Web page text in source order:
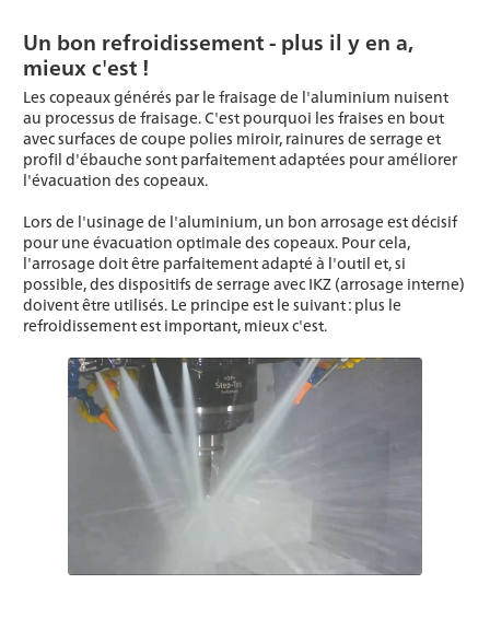
Un bon refroidissement - plus il y en a,
mieux c'est !
Les copeaux générés par le fraisage de l'aluminium nuisent
au processus de fraisage. C'est pourquoi les fraises en bout
avec surfaces de coupe polies miroir, rainures de serrage et
profil d'ébauche sont parfaitement adaptées pour améliorer
l'évacuation des copeaux.
Lors de l'usinage de l'aluminium, un bon arrosage est décisif
pour une évacuation optimale des copeaux. Pour cela,
l'arrosage doit être parfaitement adapté à l'outil et, si
possible, des dispositifs de serrage avec IKZ (arrosage interne)
doivent être utilisés. Le principe est le suivant : plus le
refroidissement est important, mieux c'est.